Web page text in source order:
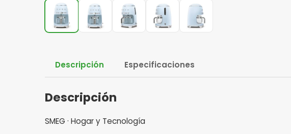
Descripción Especificaciones
Descripción
SMEG · Hogar y Tecnología